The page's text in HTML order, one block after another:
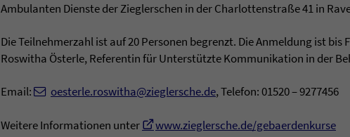
Ambulanten Dienste der Zieglerschen in der Charlottenstraße 41 in
Die Teilnehmerzahl ist auf 20 Personen begrenzt. Die Anmeldung ist bis
Roswitha Österle, Referentin für Unterstützte Kommunikation in der
Email: oesterle.roswitha@zieglersche.de, Telefon: 01520 – 9277456
Weitere Informationen unter www.zieglersche.de/gebaerdenkurse